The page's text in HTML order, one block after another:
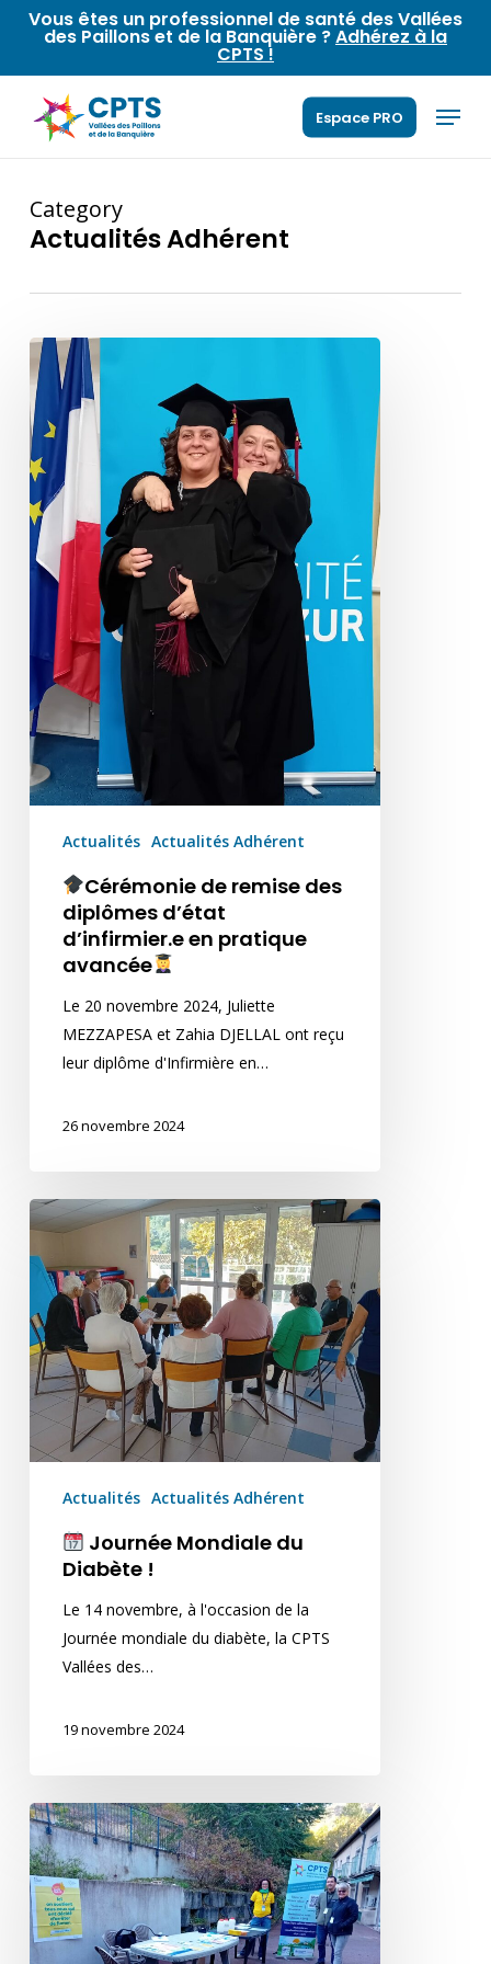
content
Vous êtes un professionnel de santé des Vallées
des Paillons et de la Banquière ?Adhérez à la
CPTS !
Espace PRO Menu
Category
Actualités Adhérent
Cérémonie
de
remise
des
diplômes
d’état
d’infirmier.e
en
pratique
avancée
Actualités Actualités Adhérent
Cérémonie de remise des
diplômes d’état
d’infirmier.e en pratique
avancée
Le 20 novembre 2024, Juliette
MEZZAPESA et Zahia DJELLAL ont reçu
leur diplôme d'Infirmière en…
26 novembre 2024
Journée
Mondiale
Diabète
!
Actualités Actualités Adhérent
Journée Mondiale du
Diabète !
Le 14 novembre, à l'occasion de la
Journée mondiale du diabète, la CPTS
Vallées des…
19 novembre 2024
Action
Mois
sans
tabac